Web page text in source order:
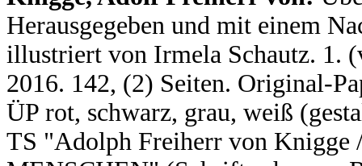
Herausgegeben und mit einem
illustriert von Irmela Schautz. 1.
2016. 142, (2) Seiten. Original-
ÜP rot, schwarz, grau, weiß
TS "Adolph Freiherr von